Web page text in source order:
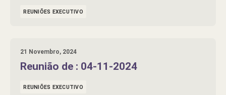
REUNIÕES EXECUTIVO
21 Novembro, 2024
Reunião de : 04-11-2024
REUNIÕES EXECUTIVO